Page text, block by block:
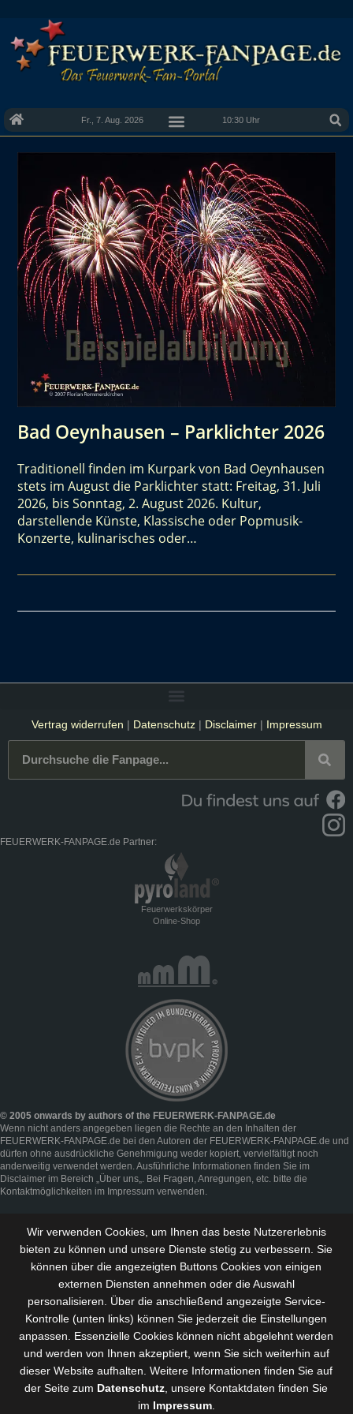
Fr., 7. Aug. 2026 10:30 Uhr
Bad Oeynhausen – Parklichter 2026
Traditionell finden im Kurpark von Bad Oeynhausen
stets im August die Parklichter statt: Freitag, 31. Juli
2026, bis Sonntag, 2. August 2026. Kultur,
darstellende Künste, Klassische oder Popmusik-
Konzerte, kulinarisches oder…
Vertrag widerrufen | Datenschutz| Disclaimer| Impressum
FEUERWERK-FANPAGE.de Partner:
Feuerwerkskörper
Online-Shop
© 2005 onwards by authors of the FEUERWERK-FANPAGE.de
Wenn nicht anders angegeben liegen die Rechte an den Inhalten der
FEUERWERK-FANPAGE.de bei den Autoren der FEUERWERK-FANPAGE.de und
dürfen ohne ausdrückliche Genehmigung weder kopiert, vervielfältigt noch
anderweitig verwendet werden. Ausführliche Informationen finden Sie im
Disclaimer im Bereich „Über uns„. Bei Fragen, Anregungen, etc. bitte die
Kontaktmöglichkeiten im Impressum verwenden.
Wir verwenden Cookies, um Ihnen das beste Nutzererlebnis
bieten zu können und unsere Dienste stetig zu verbessern . Sie
können über die angezeigten Buttons Cookies von einigen
externen Diensten annehmen oder die Auswahl
personalisieren. Über die anschließend angezeigte Service-
Kontrolle (unten links) können Sie jederzeit die Einstellungen
anpassen. Essenzielle Cookies können nicht abgelehnt werden
und werden von Ihnen akzeptiert, wenn Sie sich weiterhin auf
dieser Website aufhalten. Weitere Informationen finden Sie auf
der Seite zum Datenschutz , unsere Kontaktdaten finden Sie
im Impressum.